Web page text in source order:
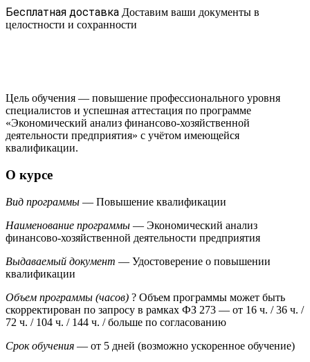
Бесплатная доставка Доставим ваши документы в
целостности и сохранности
Цель обучения — повышение профессионального уровня
специалистов и успешная аттестация по программе
«Экономический анализ финансово-хозяйственной
деятельности предприятия» с учётом имеющейся
квалификации.
О курсе
Вид программы — Повышение квалификации
Наименование программы — Экономический анализ
финансово-хозяйственной деятельности предприятия
Выдаваемый документ — Удостоверение о повышении
квалификации
Объем программы (часов) ? Объем программы может быть
скорректирован по запросу в рамках ФЗ 273 — от 16 ч. / 36 ч. /
72 ч. / 104 ч. / 144 ч. / больше по согласованию
Срок обучения — от 5 дней (возможно ускоренное обучение)